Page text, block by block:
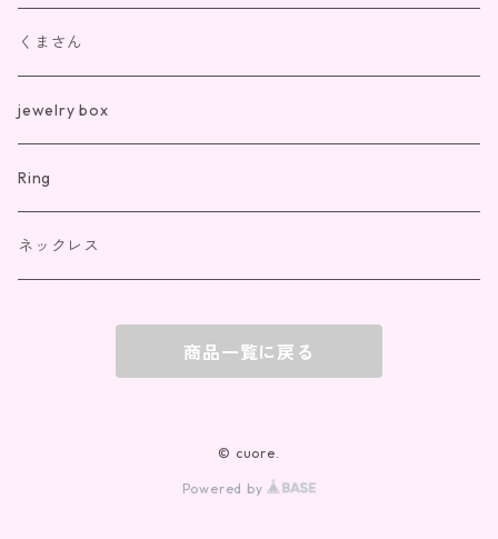
くまさん
jewelry box
Ring
ネックレス
商品一覧に戻る
© cuore.
Powered by